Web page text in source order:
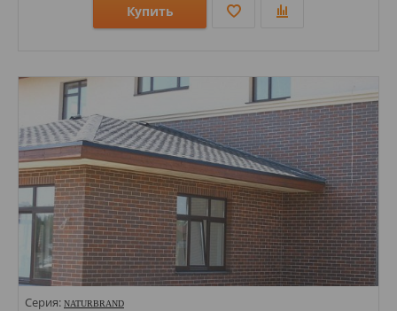
Купить
Стили: Под кирпич;
Серия: NATURBRAND